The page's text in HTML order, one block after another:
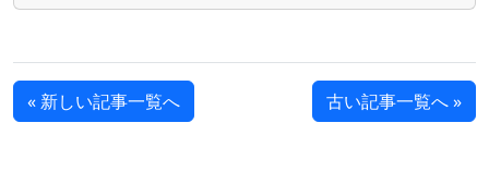
« 新しい記事一覧へ 古い記事一覧へ »